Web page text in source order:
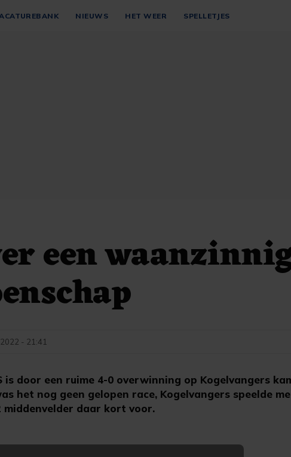
NIEUWS HET WEER SPELLETJES
een
is door een ruime 4-0 overwinning op Kogelvangers
het nog geen gelopen race, Kogelvangers speelde
middenvelder daar kort voor.
- 21:41